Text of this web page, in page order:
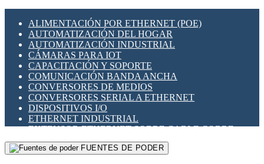
SENSORES INDUCTIVOS
TEMPORIZADORES
VARIACS
VARIADORES DE FRECUENCIA [VDF]
SECCIONADORES - INTERRUPTORES
MAQUINARIA
HERRAMIENTAS VARIAS
ILUMINACIÓN LED
INTERRUPTORES REED
INTERFACES DE RELÉ
OTROS RELÉS
PROTECCIÓN TÉRMICA
RELÉS AUTOMOTRICES
RELÉS DE SEÑAL
RELÉS DE ESTADO SÓLIDO SSR
RELÉS INDUSTRIALES
RELÉS MINIATURA DE POTENCIA
SENSORES MAGNÉTICOS
ALIMENTACIÓN POR ETHERNET (POE)
AUTOMATIZACIÓN DEL HOGAR
AUTOMATIZACIÓN INDUSTRIAL
CÁMARAS PARA IOT
CAPACITACIÓN Y SOPORTE
COMUNICACIÓN BANDA ANCHA
CONVERSORES DE MEDIOS
CONVERSORES SERIAL A ETHERNET
DISPOSITIVOS I/O
ETHERNET INDUSTRIAL
EXTENSOR ETHERNET SOBRE CABLE COBRE
GATEWAY LORAWAN
GESTIÓN DE REDESFUENTES DE PODER